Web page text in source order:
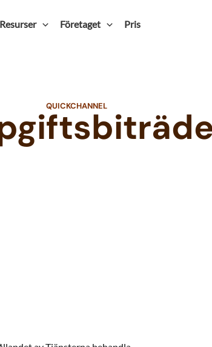
Resurser Företaget Pris
QUICKCHANNEL